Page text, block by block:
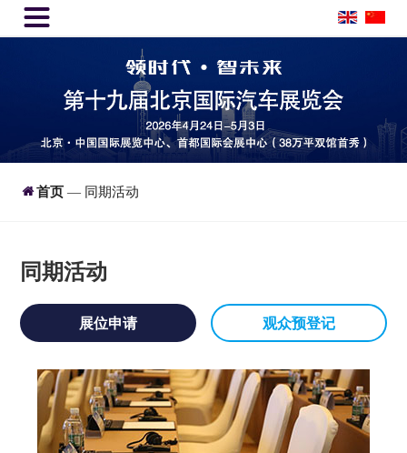

首页 — 同期活动
同期活动
展位申请 观众预登记
包括主题演讲、互动体验及新能源技术展示等
项目。